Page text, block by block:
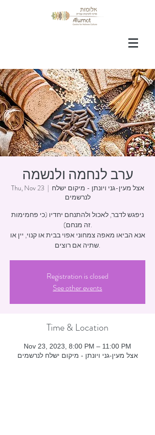
ערב לנחמה ולנשמה
Thu, Nov 23
  |
אצל מעין-גני ויונתן - מיקום ישלח
לנרשמים
ניפגש לדבר, לאכול ולהתנחם יחדיו (כי פחמימות
זה מנחם).
אנא הביאו מאפה צמחוני אפוי בבית או קנוי, יין או
שתיה אם רוצים.
Registration is closed
See other events
Time & Location
Nov 23, 2023, 8:00 PM – 11:00 PM
אצל מעין-גני ויונתן - מיקום ישלח לנרשמים